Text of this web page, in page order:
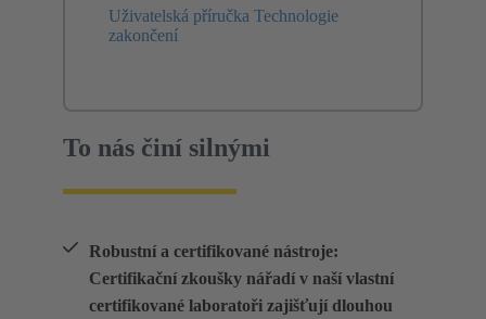
Uživatelská příručka Technologie
zakončení
To nás činí silnými
Robustní a certifikované nástroje:
Certifikační zkoušky nářadí v naší vlastní
certifikované laboratoři zajišťují dlouhou